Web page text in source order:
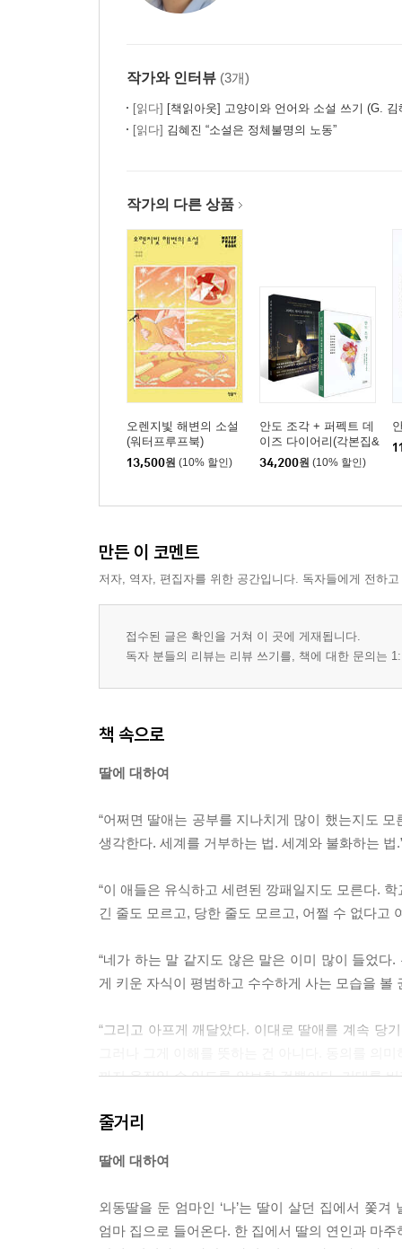
작가와 인터뷰 (3개)
[읽다] [책읽아웃] 고양이와 언어와 소설 쓰기 (G. 김
[읽다] 김혜진 “소설은 정체불명의 노동”
작가의 다른 상품
오렌지빛 해변의 소설
(워터프루프북)
13,500원 (10% 할인)
안도 조각 + 퍼펙트 데
이즈 다이어리(각본집&
메이킹북) 세트
34,200원 (10% 할인)
만든 이 코멘트
저자, 역자, 편집자를 위한 공간입니다. 독자들에게 전하
접수된 글은 확인을 거쳐 이 곳에 게재됩니다.
독자 분들의 리뷰는 리뷰 쓰기를, 책에 대한 문의는
책 속으로
딸에 대하여
“어쩌면 딸애는 공부를 지나치게 많이 했는지도
생각한다. 세계를 거부하는 법. 세계와 불화하는 법
“이 애들은 유식하고 세련된 깡패일지도 모른다.
긴 줄도 모르고, 당한 줄도 모르고, 어쩔 수 없다고
“네가 하는 말 같지도 않은 말은 이미 많이 들었
게 키운 자식이 평범하고 수수하게 사는 모습을 볼
“그리고 아프게 깨달았다. 이대로 딸애를 계속 당
까지 움직일 수 있도록 양보한 것뿐이다. 기대를
으로 나를 부른다고, 그래서 가족이고 일이고 뭐
“손발이 묶인 채 어디로 보내질지도 모르고 누워
게 말할 수 있을까. 기댈 데도 의지할 데도 없는
줄거리
딸에 대하여
외동딸을 둔 엄마인 ‘나’는 딸이 살던 집에서 쫓
엄마 집으로 들어온다. 한 집에서 딸의 연인과 마